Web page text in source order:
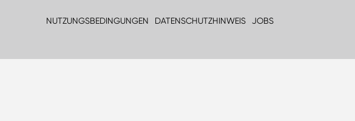
NUTZUNGSBEDINGUNGEN DATENSCHUTZHINWEIS JOBS